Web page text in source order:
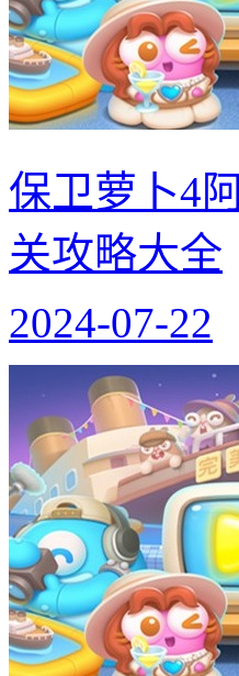
保卫萝卜4
关攻略大全
2024-07-22